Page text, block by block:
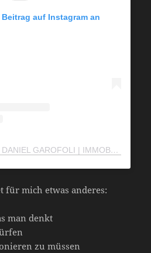
auf Instagram an
Ein Beitrag geteilt von DANIEL GAROFOLI | IMMOBILIEN DUBAI (@daniel.garofoli)
für mich etwas anderes:
man denkt
zu müssen